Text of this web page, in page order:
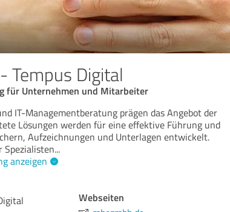
Tempus Digital
für Unternehmen und Mitarbeiter
IT-Managementberatung prägen das Angebot der
Lösungen werden für eine effektive Führung und
Aufzeichnungen und Unterlagen entwickelt.
Spezialisten...
anzeigen
Webseiten